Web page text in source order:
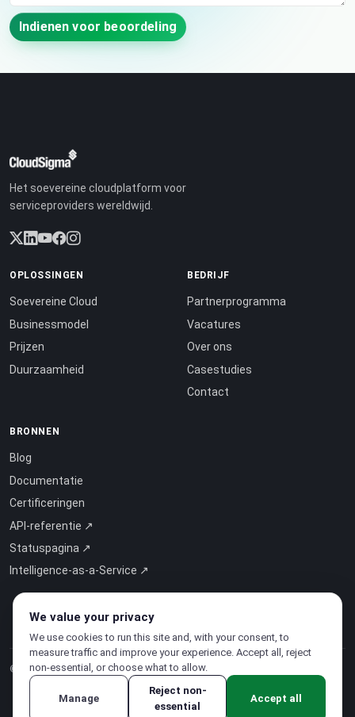
Indienen voor beoordeling
Het soevereine cloudplatform voor
serviceproviders wereldwijd.
OPLOSSINGEN
Soevereine Cloud
Businessmodel
Prijzen
Duurzaamheid
BEDRIJF
Partnerprogramma
Vacatures
Over ons
Casestudies
Contact
BRONNEN
Blog
Documentatie
Certificeringen
API-referentie ↗
Statuspagina ↗
Intelligence-as-a-Service ↗
© 2026 CloudSigma Holding AG.Alle rechten voorbehouden
Privacybeleid·Servicevoorwaarden
We value your privacy
We use cookies to run this site and, with your consent, to
measure traffic and improve your experience. Accept all, reject
non-essential, or choose what to allow.
Manage
Reject non-
essential
Accept all